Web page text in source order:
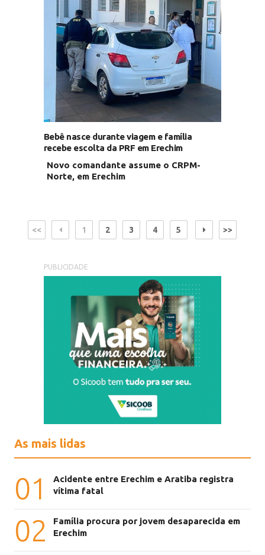
Bebê nasce durante viagem e família
recebe escolta da PRF em Erechim
Novo comandante assume o CRPM-
Norte, em Erechim
<< 1 2 3 4 5 >>
PUBLICIDADE
As mais lidas
01
Acidente entre Erechim e Aratiba registra
vítima fatal
02
Família procura por jovem desaparecida em
Erechim